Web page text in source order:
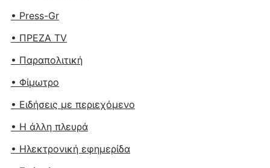
• Press-Gr
• ΠΡΕΖΑ TV
• Παραπολιτική
• Φίμωτρο
• Ειδήσεις με περιεχόμενο
• Η άλλη πλευρά
• Ηλεκτρονική εφημερίδα